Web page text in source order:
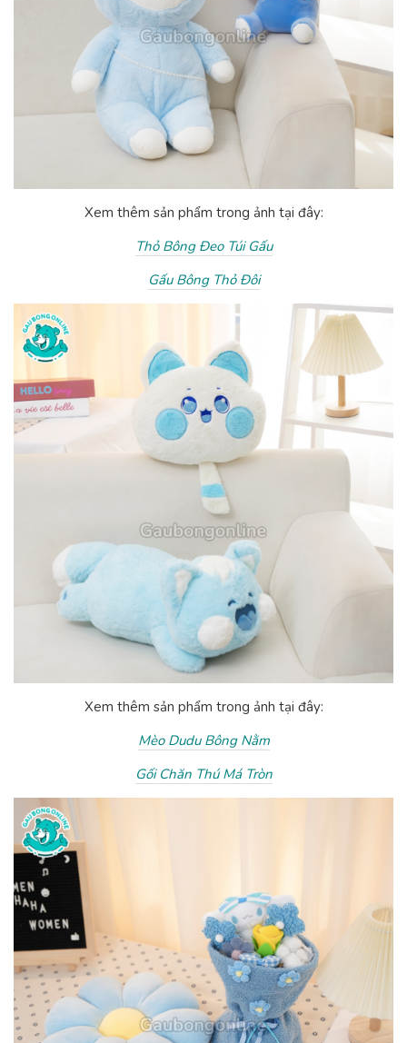
Xem thêm sản phẩm trong ảnh tại đây:
Thỏ Bông Đeo Túi Gấu
Gấu Bông Thỏ Đôi
Xem thêm sản phẩm trong ảnh tại đây:
Mèo Dudu Bông Nằm
Gối Chăn Thú Má Tròn